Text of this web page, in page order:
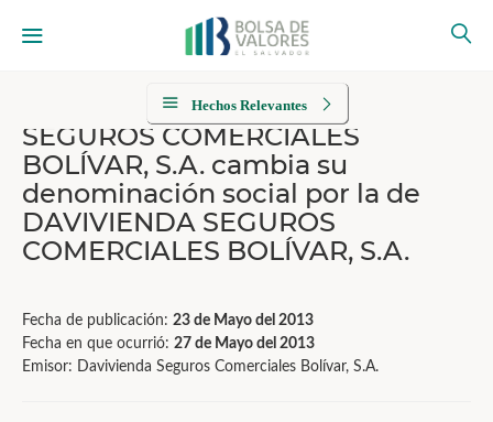
Hechos Relevantes
SEGUROS COMERCIALES
BOLÍVAR, S.A. cambia su
denominación social por la de
DAVIVIENDA SEGUROS
COMERCIALES BOLÍVAR, S.A.
Fecha de publicación: 23 de Mayo del 2013
Fecha en que ocurrió: 27 de Mayo del 2013
Emisor: Davivienda Seguros Comerciales Bolívar, S.A.